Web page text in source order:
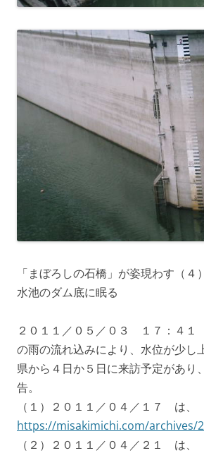
「まぼろしの石橋」が姿現わす
水池のダム底に眠る
２０１１／０５／０３ １７：４
の雨の流れ込みにより、水位が少し
県から４日か５日に来訪予定があり
告。
（１）２０１１／０４／１７ は、
https://misakimichi.com/archives/
（２）２０１１／０４／２１ は、